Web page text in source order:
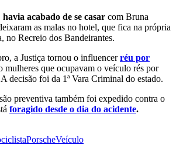
havia acabado de se casar com Bruna
as malas no hotel, que fica na própria
no Recreio dos Bandeirantes.
a Justiça tornou o influencerréu por
mulheres que ocupavam o veículo rés por
decisão foi da 1ª Vara Criminal do estado.
preventiva também foi expedido contra o
foragido desde o dia do acidente.
PorscheVeículo